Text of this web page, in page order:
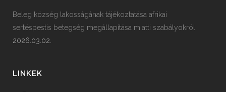
Beleg község lakosságának tájékoztatása afrikai
sertéspestis betegség megállapítása miatti szabályokról
2026.03.02.
LINKEK